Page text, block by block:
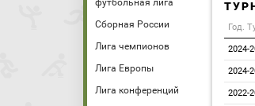
футбольная лига
Сборная России
Лига чемпионов
Лига Европы
Лига конференций
Год.
2024-
2024-
2022-